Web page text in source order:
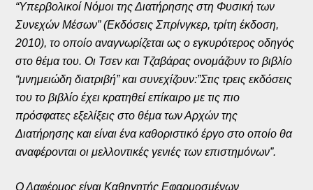
“Υπερβολικοί Νόμοι της Διατήρησης στη Φυσική των
Συνεχών Μέσων” (Εκδόσεις Σπρίνγκερ, τρίτη έκδοση,
2010), το οποίο αναγνωρίζεται ως ο εγκυρότερος οδηγός
στο θέμα του. Οι Τσεν και Τζαβάρας ονομάζουν το βιβλίο
“μνημειώδη διατριβή” και συνεχίζουν:”Στις τρεις εκδόσεις
του το βιβλίο έχει κρατηθεί επίκαιρο με τις πιο
πρόσφατες εξελίξεις στο θέμα των Αρχών της
Διατήρησης και είναι ένα καθοριστικό έργο στο οποίο θα
αναφέρονται οι μελλοντικές γενιές των επιστημόνων”.
Ο Δαφέρμος είναι Καθηγητής Εφαρμοσμένων